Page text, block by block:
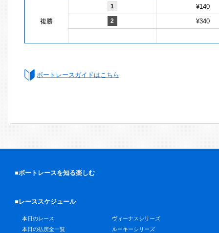
複勝
1 ¥140
2 ¥340
ボートレースガイドはこちら
■ボートレースを知る楽しむ
■レーススケジュール
本日のレース
本日の払戻金一覧
ヴィーナスシリーズ
ルーキーシリーズ